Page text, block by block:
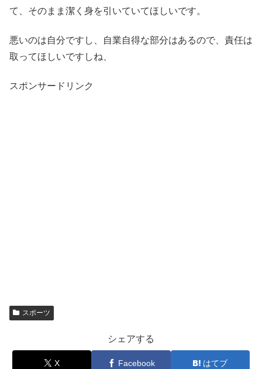
て、そのまま潔く身を引いていてほしいです。
悪いのは自分ですし、自業自得な部分はあるので、責任は
取ってほしいですしね、
スポンサードリンク
スポーツ
シェアする
X Facebook はてブ